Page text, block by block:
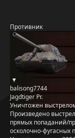
Противник
balisong7744
Jagdtiger Pr.
Уничтожен
Произведено
прямых попаданий/
осколочно-фугасных